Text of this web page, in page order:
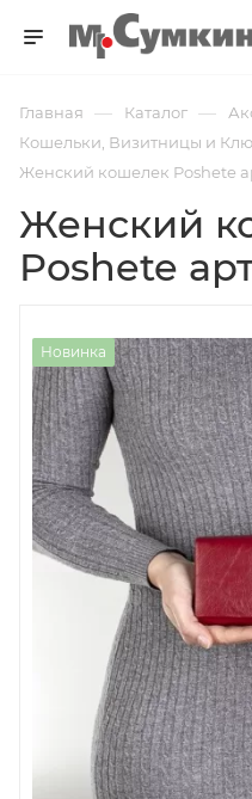
Главная — Каталог —
Кошельки, Визитницы и
Женский кошелек Poshete
Женский
Poshete
Новинка